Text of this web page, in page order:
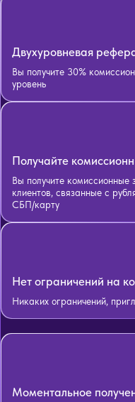
Двухуровневая
Вы получите 30%
уровень
Получайте
Вы получите комиссионные
клиентов, связанные с
СБП/карту
Нет ограничений на
Никаких ограничений,
Моментальное